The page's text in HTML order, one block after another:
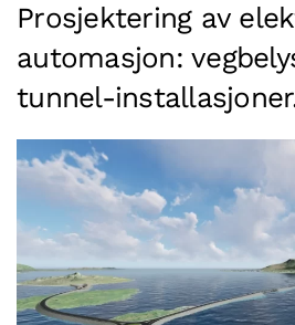
Prosjektering av
automasjon:
tunnel-